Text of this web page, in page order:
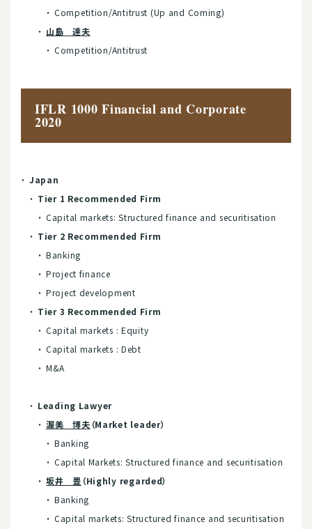
Competition/Antitrust (Up and Coming)
山島 達夫
Competition/Antitrust
IFLR 1000 Financial and Corporate
2020
Japan
Tier 1 Recommended Firm
Capital markets: Structured finance and securitisation
Tier 2 Recommended Firm
Banking
Project finance
Project development
Tier 3 Recommended Firm
Capital markets : Equity
Capital markets : Debt
M&A
Leading Lawyer
渥美 博夫 （Market leader）
Banking
Capital Markets: Structured finance and securitisation
坂井 豊 （Highly regarded）
Banking
Capital markets: Structured finance and securitisation